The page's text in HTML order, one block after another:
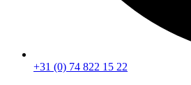
+31 (0) 74 822 15 22